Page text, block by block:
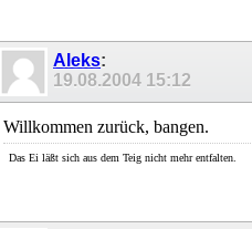
Aleks:
19.08.2004 15:12
Willkommen zurück, bangen.
Das Ei läßt sich aus dem Teig nicht mehr entfalten.